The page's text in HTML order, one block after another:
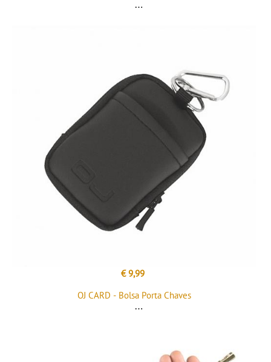
€ 9,99
OJ CARD - Bolsa Porta Chaves